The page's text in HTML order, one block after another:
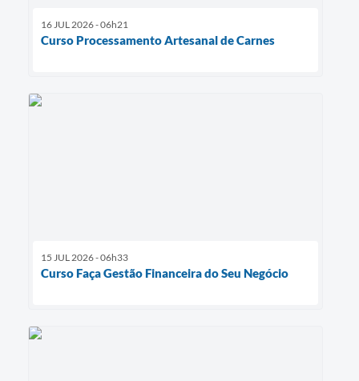
16 JUL 2026 - 06h21
Curso Processamento Artesanal de Carnes
15 JUL 2026 - 06h33
Curso Faça Gestão Financeira do Seu Negócio